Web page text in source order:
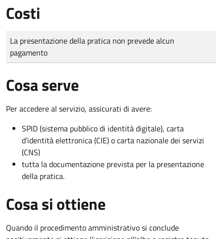
Costi
Tipo di pagamento
Importo
La presentazione della pratica non prevede alcun
pagamento
Cosa serve
Per accedere al servizio, assicurati di avere:
SPID (sistema pubblico di identità digitale), carta
d’identità elettronica (CIE) o carta nazionale dei servizi
(CNS)
tutta la documentazione prevista per la presentazione
della pratica.
Cosa si ottiene
Quando il procedimento amministrativo si conclude